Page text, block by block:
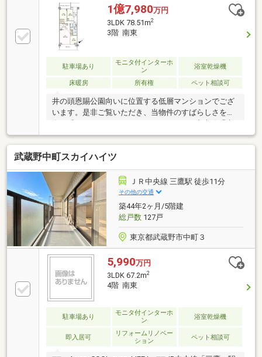
ンションは本マンション以外に1件のみという状況に
その価値の高さが象徴されています。［充実の共用部
分］・車寄せのあるエントランス・全戸トランクルー
ム・コンシェルジュサービス・吹き抜けのエントラン
スルーム・ライブラリーラウンジ・サンクンコート・
ゲストルーム
1億7,980万円
3LDK 78.51m2
3階 南東
駐車場あり
モニタ付インターホ
ン
浴室乾燥機
床暖房 所有権 ペット相談可
井の頭恩賜公園向いに位置する低層マンションでござ
います。是非ご覧いただき、当物件のすばらしさを実
祥寺」駅徒歩10分・JR中央線「三鷹」駅徒歩15分■総
戸数：169戸の大規模マンション■野村不動産株式会社
×住友商事株式会社旧分譲■ゲストルーム、コンシェル
ジュサービス、ライブラリーラウンジ 充実の共用部
■各住戸にトランクルーム有■ディスポーザー■床暖房
（LD部分・LD横洋室）■24時間セキュリティシステム
■24時間ゴミ捨て可
武蔵野中町スカイハイツ
ＪＲ中央線 三鷹駅 徒歩11分
その他の交通
築44年2ヶ月/5階建
総戸数127戸
東京都武蔵野市中町３
5,990万円
3LDK 67.2m2
4階 南東
駐車場あり
モニタ付インターホ
ン
浴室乾燥機
即入居可
リフォームリノベー
ション
ペット相談可